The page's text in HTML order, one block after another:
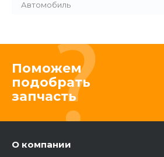
Автомобиль
Поможем
подобрать
запчасть
О компании